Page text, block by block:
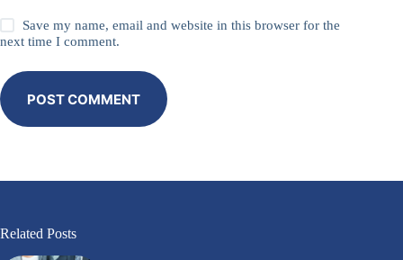
Save my name, email and website in this browser for the
next time I comment.
POST COMMENT
Related Posts